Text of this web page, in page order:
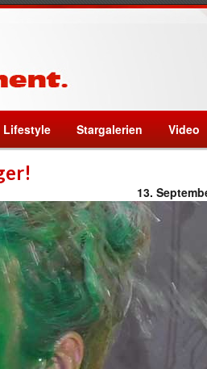
Lifestyle Stargalerien Video
13.